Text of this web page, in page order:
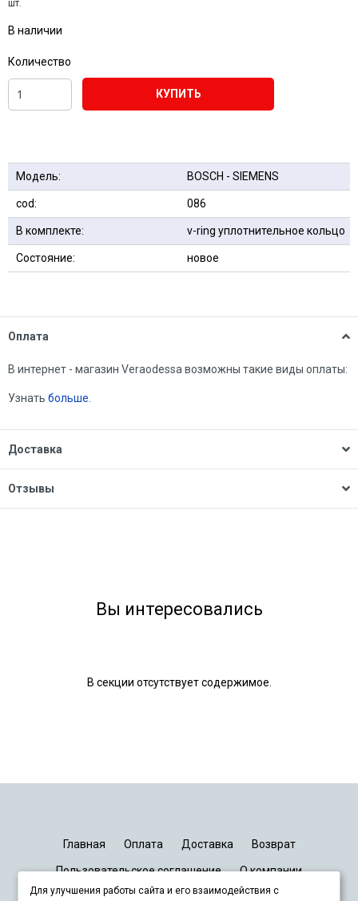
шт.
В наличии
Количество
КУПИТЬ
Модель: BOSCH - SIEMENS
сod: 086
В комплекте: v-ring уплотнительное кольцо
Состояние: новое
Оплата
В интернет - магазин Veraodessa возможны такие виды оплаты:
Узнать больше.
Доставка
Отзывы
Вы интересовались
В секции отсутствует содержимое.
Главная Оплата Доставка Возврат
Пользовательское соглашение О компании
График работы Киев Днепр Запорожье
Для улучшения работы сайта и его взаимодействия с